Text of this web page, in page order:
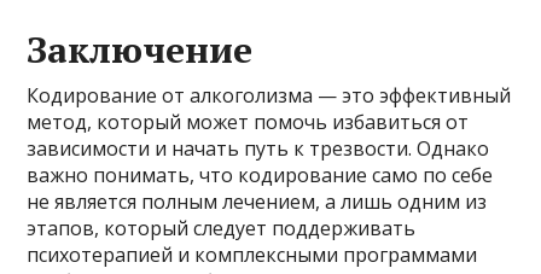
Заключение
Кодирование от алкоголизма — это эффективный
метод, который может помочь избавиться от
зависимости и начать путь к трезвости. Однако
важно понимать, что кодирование само по себе
не является полным лечением, а лишь одним из
этапов, который следует поддерживать
психотерапией и комплексными программами